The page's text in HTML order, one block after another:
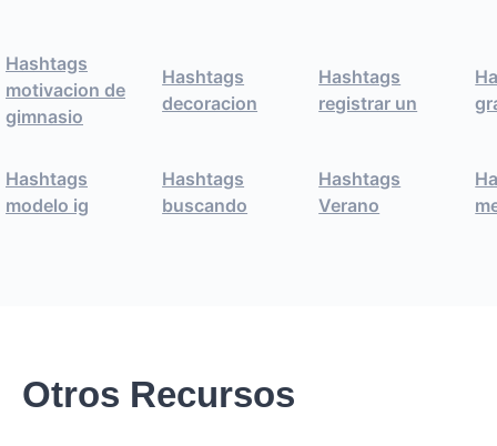
Hashtags
motivacion de
gimnasio
Hashtags
decoracion
Hashtags
registrar un
Hashtags
modelo ig
Hashtags
buscando
Hashtags
Verano
Otros Recursos